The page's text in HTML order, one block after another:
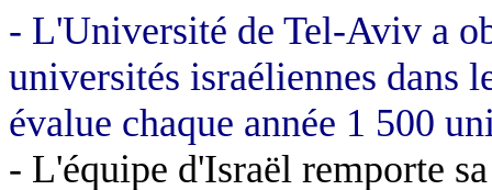
- L'Université de Tel-Aviv a
universités israéliennes dans
évalue chaque année 1 500
- L'équipe d'Israël remporte